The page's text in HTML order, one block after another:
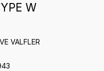
W
VALFLER